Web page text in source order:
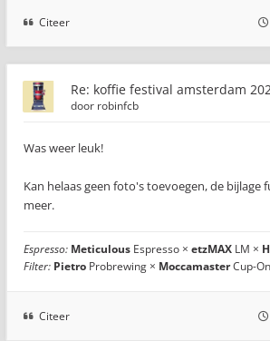
Citeer
Re: koffie festival amsterdam
door robinfcb
Was weer leuk!
Kan helaas geen foto's toevoegen, de bijlage
meer.
Espresso: Meticulous Espresso × etzMAX LM ×
Filter: Pietro Probrewing × MoccamasterCup-
Citeer